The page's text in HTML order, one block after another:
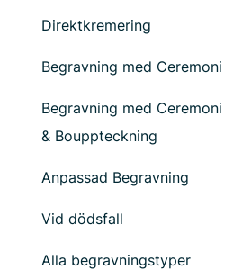
Direktkremering
Begravning med Ceremoni
Begravning med Ceremoni
& Bouppteckning
Anpassad Begravning
Vid dödsfall
Alla begravningstyper